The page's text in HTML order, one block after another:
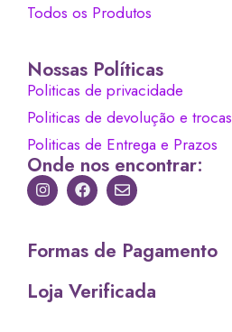
Todos os Produtos
Nossas Políticas
Politicas de privacidade
Politicas de devolução e trocas
Politicas de Entrega e Prazos
Onde nos encontrar:
Formas de Pagamento
Loja Verificada